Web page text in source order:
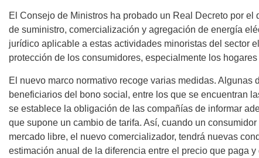
El Consejo de Ministros ha probado un Real Decreto por el
de suministro, comercialización y agregación de energía
jurídico aplicable a estas actividades minoristas del sector
protección de los consumidores, especialmente los
El nuevo marco normativo recoge varias medidas. Algunas
beneficiarios del bono social, entre los que se encuentran
se establece la obligación de las compañías de informar
que supone un cambio de tarifa. Así, cuando un
mercado libre, el nuevo comercializador, tendrá nuevas
estimación anual de la diferencia entre el precio que paga